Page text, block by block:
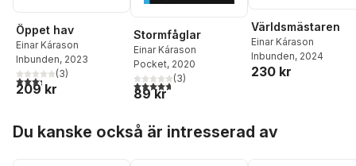
Öppet hav
Einar Kárason
Inbunden, 2023
3,3utav 5 stjärnor. Totalt antal röster:
(3)
209 kr
Stormfåglar
Einar Kárason
Pocket, 2020
4,7utav 5 stjärnor. Totalt antal röster:
(3)
89 kr
Världsmästaren
Einar Kárason
Inbunden, 2024
230 kr
Du kanske också är intresserad av